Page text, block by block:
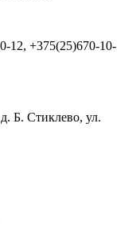
12, +375(25)670-10-
Б. Стиклево, ул.